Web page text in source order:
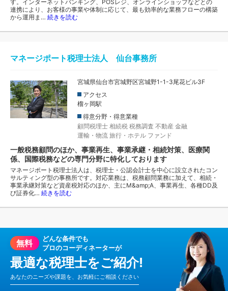
す。インターネットバンキング、POSレジ、オンラインショップなどとの
連携により、お客様の事業や体制に応じて、最も効率的な業務フローの構築
から運用ま… 続きを読む
マネージポート税理士法人 仙台事務所
宮城県仙台市宮城野区宮城野1-1-3尾花ビル3F
アクセス
榴ヶ岡駅
得意分野・得意業種
顧問税理士 相続税 税務調査 不動産 金融
運輸・物流 旅行・ホテル ファンド
一般税務顧問のほか、事業再生、事業承継・相続対策、医療関
係、国際税務などの専門分野に特化しております
マネージポート税理士法人は、税理士・公認会計士を中心に設立されたコン
サルティング型の事務所です。対応業務は、税務顧問業務に加えて、相続・
事業承継対策など資産税対応のほか、主にM&amp;A、事業再生、各種DD及
び証券化… 続きを読む
無料
どんな条件でも
プロのコーディネーターが
最適な税理士をご紹介!
あなたのニーズや課題を、お気軽にご相談ください